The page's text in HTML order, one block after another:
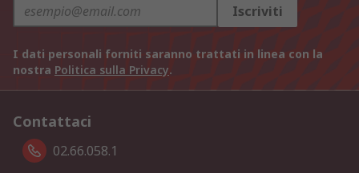
Iscriviti
I dati personali forniti saranno trattati in linea con la
nostra Politica sulla Privacy.
Contattaci
02.66.058.1